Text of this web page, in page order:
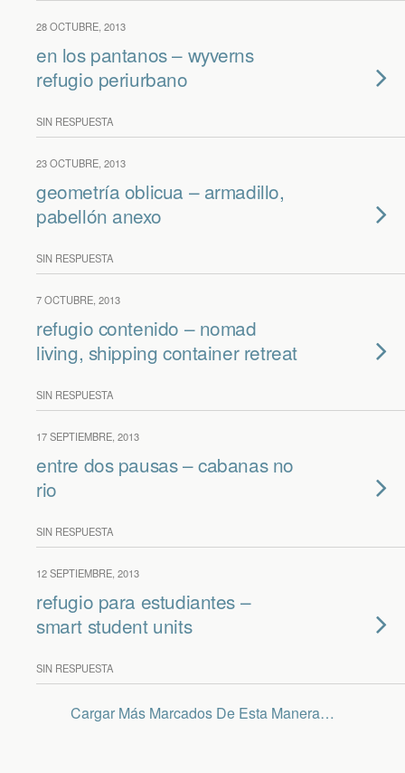
28 OCTUBRE, 2013
en los pantanos – wyverns
refugio periurbano
SIN RESPUESTA
23 OCTUBRE, 2013
geometría oblicua – armadillo,
pabellón anexo
SIN RESPUESTA
7 OCTUBRE, 2013
refugio contenido – nomad
living, shipping container retreat
SIN RESPUESTA
17 SEPTIEMBRE, 2013
entre dos pausas – cabanas no
rio
SIN RESPUESTA
12 SEPTIEMBRE, 2013
refugio para estudiantes –
smart student units
SIN RESPUESTA
Cargar Más Marcados De Esta Manera…